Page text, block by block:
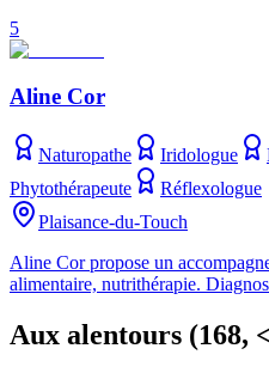
5
Aline Cor
Naturopathe Iridologue
Phytothérapeute
Réflexologue
Plaisance-du-Touch
Aline Cor propose un
alimentaire, nutrithérapie.
Aux alentours (168,